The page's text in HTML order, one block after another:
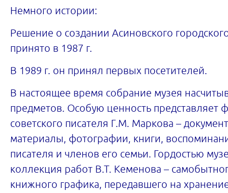
Немного истории:
Решение о создании Асиновского
принято в 1987 г.
В 1989 г. он принял первых посетителей.
В настоящее время собрание музея
предметов. Особую ценность представляет
советского писателя Г.М. Маркова –
материалы, фотографии, книги,
писателя и членов его семьи. Гордостью
коллекция работ В.Т. Кеменова –
книжного графика, передавшего на